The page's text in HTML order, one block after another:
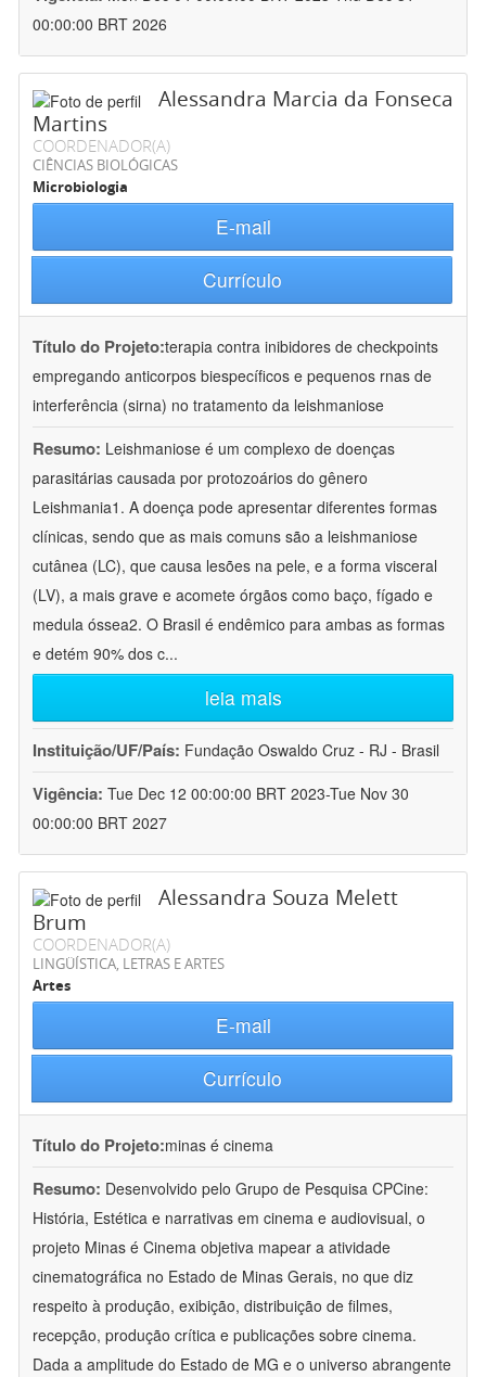
00:00:00 BRT 2026
Alessandra Marcia da Fonseca
Martins
COORDENADOR(A)
CIÊNCIAS BIOLÓGICAS
Microbiologia
E-mail
Currículo
Título do Projeto:terapia contra inibidores de checkpoints
empregando anticorpos biespecíficos e pequenos rnas de
interferência (sirna) no tratamento da leishmaniose
Resumo: Leishmaniose é um complexo de doenças
parasitárias causada por protozoários do gênero
Leishmania1. A doença pode apresentar diferentes formas
clínicas, sendo que as mais comuns são a leishmaniose
cutânea (LC), que causa lesões na pele, e a forma visceral
(LV), a mais grave e acomete órgãos como baço, fígado e
medula óssea2. O Brasil é endêmico para ambas as formas
e detém 90% dos c...
leia mais
Instituição/UF/País: Fundação Oswaldo Cruz - RJ - Brasil
Vigência: Tue Dec 12 00:00:00 BRT 2023-Tue Nov 30
00:00:00 BRT 2027
Alessandra Souza Melett
Brum
COORDENADOR(A)
LINGÜÍSTICA, LETRAS E ARTES
Artes
E-mail
Currículo
Título do Projeto:minas é cinema
Resumo: Desenvolvido pelo Grupo de Pesquisa CPCine:
História, Estética e narrativas em cinema e audiovisual, o
projeto Minas é Cinema objetiva mapear a atividade
cinematográfica no Estado de Minas Gerais, no que diz
respeito à produção, exibição, distribuição de filmes,
recepção, produção crítica e publicações sobre cinema.
Dada a amplitude do Estado de MG e o universo abrangente